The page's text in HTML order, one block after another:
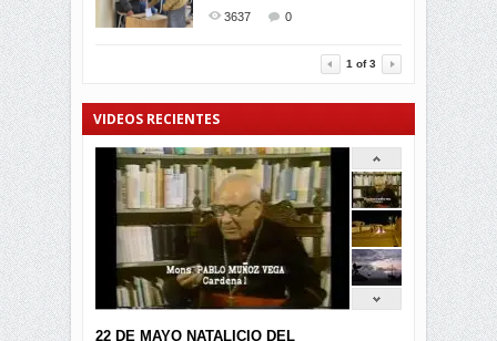
3637 0
GALARDONADA
1 of3
VIDEOS RECIENTES
22 DE MAYO NATALICIO DEL